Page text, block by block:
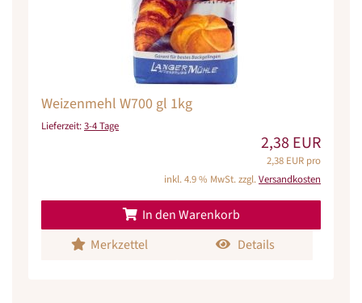
Weizenmehl W700 gl 1kg
Lieferzeit:3-4 Tage
2,38 EUR
2,38 EUR pro
inkl. 4.9 % MwSt. zzgl.Versandkosten
In den Warenkorb
Merkzettel
Details